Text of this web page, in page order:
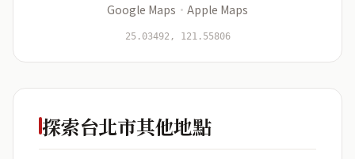
資料僅用於即時分析，不會儲存於伺服器
Google Maps · Apple Maps
25.03492, 121.55806
探索台北市其他地點